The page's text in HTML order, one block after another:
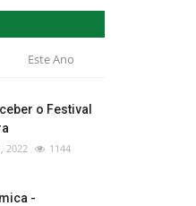
Este Ano
o Festival
2022 1144
-